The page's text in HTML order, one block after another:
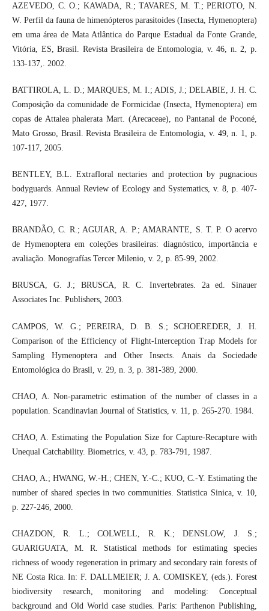
AZEVEDO, C. O.; KAWADA, R.; TAVARES, M. T.; PERIOTO, N.
W. Perfil da fauna de himenópteros parasitoides (Insecta, Hymenoptera)
em uma área de Mata Atlântica do Parque Estadual da Fonte Grande,
Vitória, ES, Brasil. Revista Brasileira de Entomologia, v. 46, n. 2, p.
133-137,. 2002.
BATTIROLA, L. D.; MARQUES, M. I.; ADIS, J.; DELABIE, J. H. C.
Composição da comunidade de Formicidae (Insecta, Hymenoptera) em
copas de Attalea phalerata Mart. (Arecaceae), no Pantanal de Poconé,
Mato Grosso, Brasil. Revista Brasileira de Entomologia, v. 49, n. 1, p.
107-117, 2005.
BENTLEY, B.L. Extrafloral nectaries and protection by pugnacious
bodyguards. Annual Review of Ecology and Systematics, v. 8, p. 407-
427, 1977.
BRANDÃO, C. R.; AGUIAR, A. P.; AMARANTE, S. T. P. O acervo
de Hymenoptera em coleções brasileiras: diagnóstico, importância e
avaliação. Monografías Tercer Milenio, v. 2, p. 85-99, 2002.
BRUSCA, G. J.; BRUSCA, R. C. Invertebrates. 2a ed. Sinauer
Associates Inc. Publishers, 2003.
CAMPOS, W. G.; PEREIRA, D. B. S.; SCHOEREDER, J. H.
Comparison of the Efficiency of Flight-Interception Trap Models for
Sampling Hymenoptera and Other Insects. Anais da Sociedade
Entomológica do Brasil, v. 29, n. 3, p. 381-389, 2000.
CHAO, A. Non-parametric estimation of the number of classes in a
population. Scandinavian Journal of Statistics, v. 11, p. 265-270. 1984.
CHAO, A. Estimating the Population Size for Capture-Recapture with
Unequal Catchability. Biometrics, v. 43, p. 783-791, 1987.
CHAO, A.; HWANG, W.-H.; CHEN, Y.-C.; KUO, C.-Y. Estimating the
number of shared species in two communities. Statistica Sinica, v. 10,
p. 227-246, 2000.
CHAZDON, R. L.; COLWELL, R. K.; DENSLOW, J. S.;
GUARIGUATA, M. R. Statistical methods for estimating species
richness of woody regeneration in primary and secondary rain forests of
NE Costa Rica. In: F. DALLMEIER; J. A. COMISKEY, (eds.). Forest
biodiversity research, monitoring and modeling: Conceptual
background and Old World case studies. Paris: Parthenon Publishing,